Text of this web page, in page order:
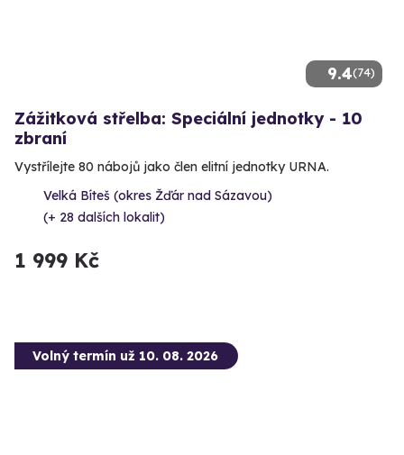
9.4(74)
Zážitková střelba: Speciální jednotky - 10
zbraní
Vystřílejte 80 nábojů jako člen elitní jednotky URNA.
Velká Bíteš (okres Žďár nad Sázavou)
(+ 28 dalších lokalit)
1 999 Kč
Volný termín už 10. 08. 2026